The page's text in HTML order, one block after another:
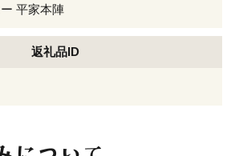
平家本陣
返礼品ID